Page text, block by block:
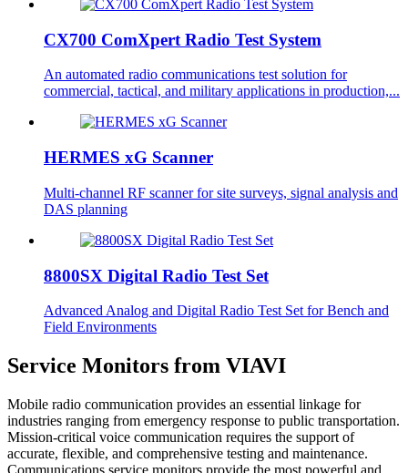
CX700 ComXpert Radio Test System
An automated radio communications test solution for
commercial, tactical, and military applications in production,...
HERMES xG Scanner
Multi-channel RF scanner for site surveys, signal analysis and
DAS planning
8800SX Digital Radio Test Set
Advanced Analog and Digital Radio Test Set for Bench and
Field Environments
Service Monitors from VIAVI
Mobile radio communication provides an essential linkage for
industries ranging from emergency response to public transportation.
Mission-critical voice communication requires the support of
accurate, flexible, and comprehensive testing and maintenance.